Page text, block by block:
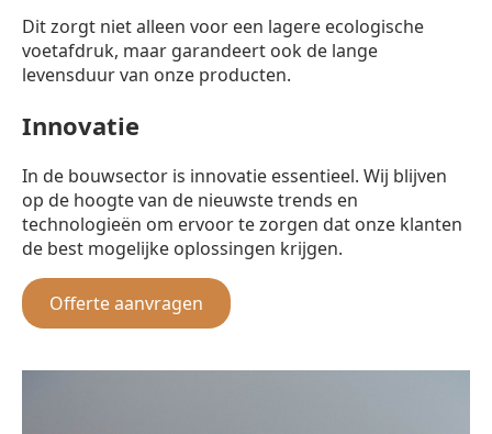
Dit zorgt niet alleen voor een lagere ecologische
voetafdruk, maar garandeert ook de lange
levensduur van onze producten.
Innovatie
In de bouwsector is innovatie essentieel. Wij blijven
op de hoogte van de nieuwste trends en
technologieën om ervoor te zorgen dat onze klanten
de best mogelijke oplossingen krijgen.
Offerte aanvragen